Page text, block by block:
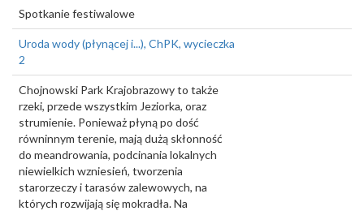
Spotkanie festiwalowe
Uroda wody (płynącej i...), ChPK, wycieczka
2
Chojnowski Park Krajobrazowy to także
rzeki, przede wszystkim Jeziorka, oraz
strumienie. Ponieważ płyną po dość
równinnym terenie, mają dużą skłonność
do meandrowania, podcinania lokalnych
niewielkich wzniesień, tworzenia
starorzeczy i tarasów zalewowych, na
których rozwijają się mokradła. Na